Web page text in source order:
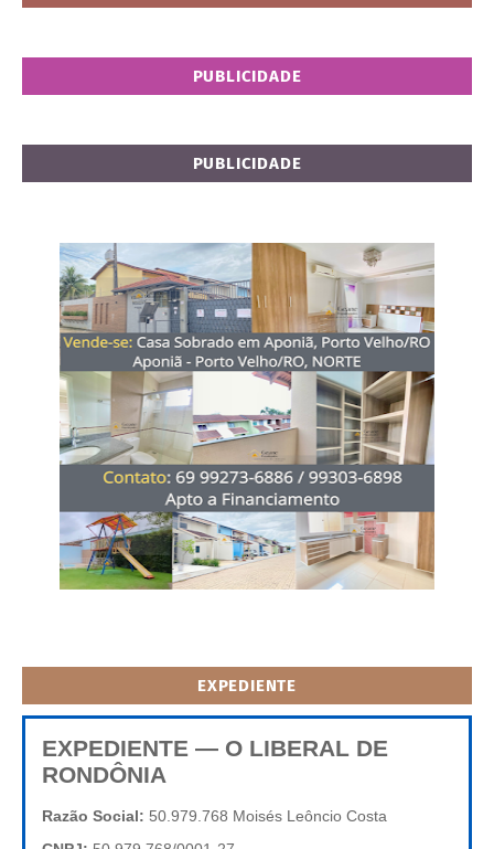
PUBLICIDADE
PUBLICIDADE
EXPEDIENTE
EXPEDIENTE — O LIBERAL DE
RONDÔNIA
Razão Social: 50.979.768 Moisés Leôncio Costa